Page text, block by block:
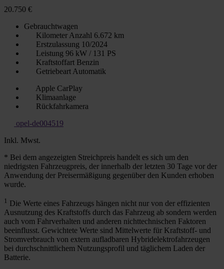
20.750 €
Gebrauchtwagen
Kilometer Anzahl 6.672 km
Erstzulassung 10/2024
Leistung 96 kW / 131 PS
Kraftstoffart Benzin
Getriebeart Automatik
Apple CarPlay
Klimaanlage
Rückfahrkamera
opel-de004519
Inkl. Mwst.
* Bei dem angezeigten Streichpreis handelt es sich um den
niedrigsten Fahrzeugpreis, der innerhalb der letzten 30 Tage vor der
Anwendung der Preisermäßigung gegenüber den Kunden erhoben
wurde.
1 Die Werte eines Fahrzeugs hängen nicht nur von der effizienten
Ausnutzung des Kraftstoffs durch das Fahrzeug ab sondern werden
auch vom Fahrverhalten und anderen nichttechnischen Faktoren
beeinflusst. Gewichtete Werte sind Mittelwerte für Kraftstoff- und
Stromverbrauch von extern aufladbaren Hybridelektrofahrzeugen
bei durchschnittlichem Nutzungsprofil und täglichem Laden der
Batterie.